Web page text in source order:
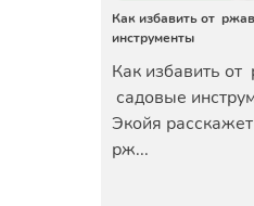
Как избавить от
инструменты
Как избавить
садовые
Экойя
рж...